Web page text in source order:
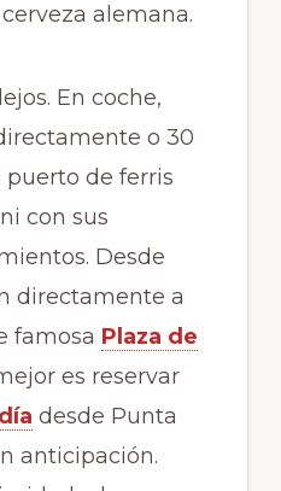
alemana.
En coche,
o 30
de ferris
con sus
Desde
directamente a
famosa Plaza de
es reservar
desde Punta
anticipación.